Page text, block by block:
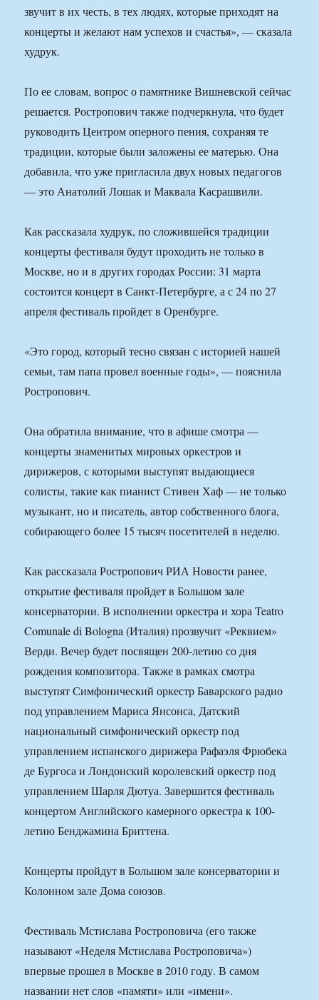
звучит в их честь, в тех людях, которые приходят на
концерты и желают нам успехов и счастья», — сказала
худрук.
По ее словам, вопрос о памятнике Вишневской сейчас
решается. Ростропович также подчеркнула, что будет
руководить Центром оперного пения, сохраняя те
традиции, которые были заложены ее матерью. Она
добавила, что уже пригласила двух новых педагогов
— это Анатолий Лошак и Маквала Касрашвили.
Как рассказала худрук, по сложившейся традиции
концерты фестиваля будут проходить не только в
Москве, но и в других городах России: 31 марта
состоится концерт в Санкт-Петербурге, а с 24 по 27
апреля фестиваль пройдет в Оренбурге.
«Это город, который тесно связан с историей нашей
семьи, там папа провел военные годы», — пояснила
Ростропович.
Она обратила внимание, что в афише смотра —
концерты знаменитых мировых оркестров и
дирижеров, с которыми выступят выдающиеся
солисты, такие как пианист Стивен Хаф — не только
музыкант, но и писатель, автор собственного блога,
собирающего более 15 тысяч посетителей в неделю.
Как рассказала Ростропович РИА Новости ранее,
открытие фестиваля пройдет в Большом зале
консерватории. В исполнении оркестра и хора Teatro
Comunale di Bologna (Италия) прозвучит «Реквием»
Верди. Вечер будет посвящен 200-летию со дня
рождения композитора. Также в рамках смотра
выступят Симфонический оркестр Баварского радио
под управлением Мариса Янсонса, Датский
национальный симфонический оркестр под
управлением испанского дирижера Рафаэля Фрюбека
де Бургоса и Лондонский королевский оркестр под
управлением Шарля Дютуа. Завершится фестиваль
концертом Английского камерного оркестра к 100-
летию Бенджамина Бриттена.
Концерты пройдут в Большом зале консерватории и
Колонном зале Дома союзов.
Фестиваль Мстислава Ростроповича (его также
называют «Неделя Мстислава Ростроповича»)
впервые прошел в Москве в 2010 году. В самом
названии нет слов «памяти» или «имени».